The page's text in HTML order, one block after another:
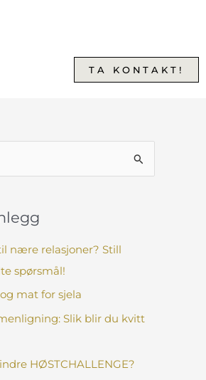
TA KONTAKT!
nære relasjoner? Still
spørsmål!
mat for sjela
Slik blir du kvitt
HØSTCHALLENGE?